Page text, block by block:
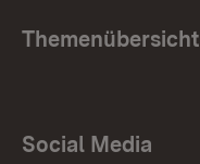
Themenübersicht
Social Media